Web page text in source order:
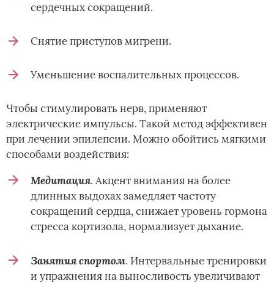
сердечных сокращений.
Снятие приступов мигрени.
Уменьшение воспалительных процессов.
Чтобы стимулировать нерв, применяют
электрические импульсы. Такой метод эффективен
при лечении эпилепсии. Можно обойтись мягкими
способами воздействия:
Медитация. Акцент внимания на более
длинных выдохах замедляет частоту
сокращений сердца, снижает уровень гормона
стресса кортизола, нормализует дыхание.
Занятия спортом. Интервальные тренировки
и упражнения на выносливость увеличивают